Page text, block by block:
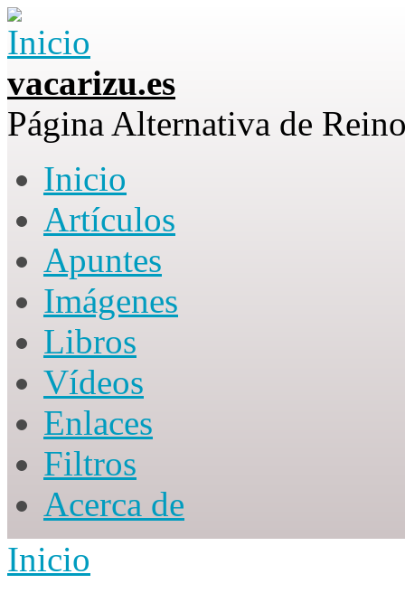
Skip to main content
vacarizu.es
Página Alternativa de
Main menu
Inicio
Artículos
Apuntes
Imágenes
Libros
Vídeos
Enlaces
Filtros
Acerca de
You are here
Inicio